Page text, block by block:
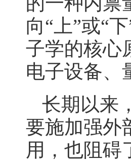
向“上”或“
子学的核心
电子设备、
长期以来
要施加强外
用，也阻碍